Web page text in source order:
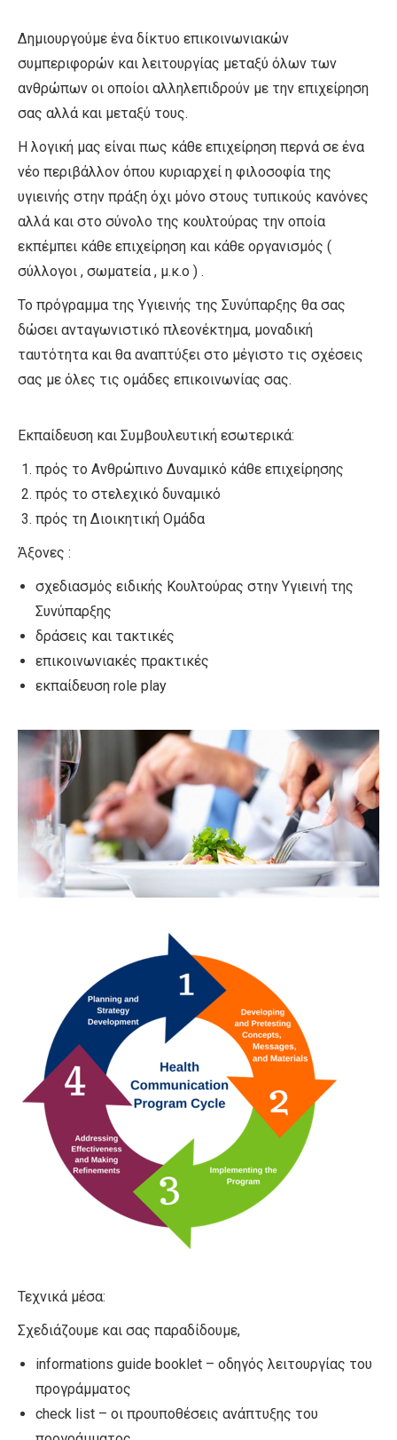
Δημιουργούμε ένα δίκτυο επικοινωνιακών
συμπεριφορών και λειτουργίας μεταξύ όλων των
ανθρώπων οι οποίοι αλληλεπιδρούν με την επιχείρηση
σας αλλά και μεταξύ τους.
Η λογική μας είναι πως κάθε επιχείρηση περνά σε ένα
νέο περιβάλλον όπου κυριαρχεί η φιλοσοφία της
υγιεινής στην πράξη όχι μόνο στους τυπικούς κανόνες
αλλά και στο σύνολο της κουλτούρας την οποία
εκπέμπει κάθε επιχείρηση και κάθε οργανισμός (
σύλλογοι , σωματεία , μ.κ.ο ) .
Το πρόγραμμα της Υγιεινής της Συνύπαρξης θα σας
δώσει ανταγωνιστικό πλεονέκτημα, μοναδική
ταυτότητα και θα αναπτύξει στο μέγιστο τις σχέσεις
σας με όλες τις ομάδες επικοινωνίας σας.
Εκπαίδευση και Συμβουλευτική εσωτερικά:
πρός το Ανθρώπινο Δυναμικό κάθε επιχείρησης
πρός το στελεχικό δυναμικό
πρός τη Διοικητική Ομάδα
Ἀξονες :
σχεδιασμός ειδικής Κουλτούρας στην Υγιεινή της
Συνύπαρξης
δράσεις και τακτικές
επικοινωνιακές πρακτικές
εκπαίδευση role play
Τεχνικά μέσα:
Σχεδιάζουμε και σας παραδίδουμε,
informations guide booklet – οδηγός λειτουργίας του
προγράμματος
check list – οι προυποθέσεις ανάπτυξης του